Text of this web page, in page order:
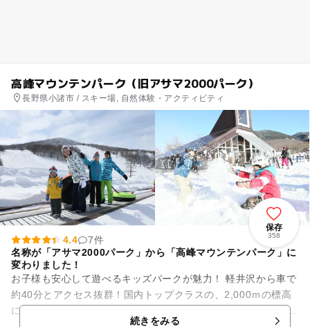
高峰マウンテンパーク（旧アサマ2000パーク）
長野県小諸市 / スキー場, 自然体験・アクティビティ
保存
358
4.4
7件
名称が「アサマ2000パーク」から「高峰マウンテンパーク」に
変わりました！
お子様も安心して遊べるキッズパークが魅力！ 軽井沢から車で
約40分とアクセス抜群！国内トップクラスの、2,000ｍの標高
に位置し、ふわふわな上質な雪がウリ！ 地域最大級のキッズパ
続きをみる